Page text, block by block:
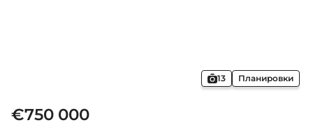
13 Планировки
€750 000